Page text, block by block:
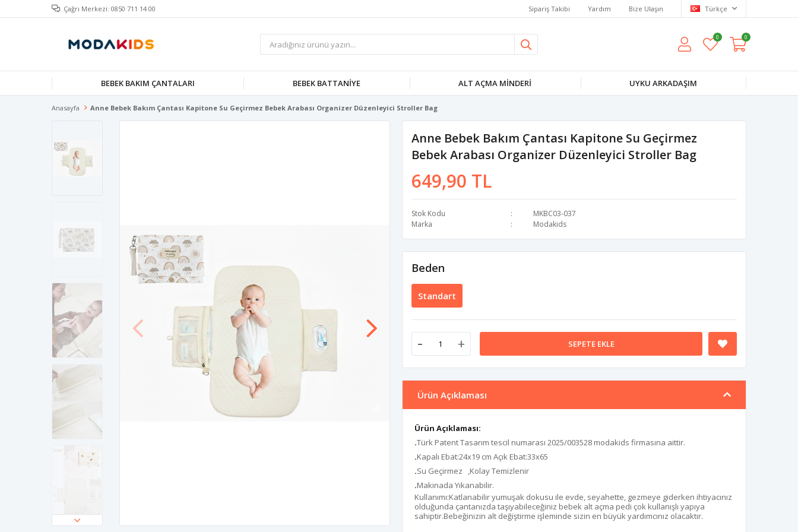
Çağrı Merkezi: 0850 711 14 00 Sipariş Takibi Yardım Bize Ulaşın Türkçe
0 0
BEBEK BAKIM ÇANTALARI BEBEK BATTANIYE ALT AÇMA MINDERI UYKU ARKADAŞIM
Anasayfa Anne Bebek Bakım Çantası Kapitone Su Geçirmez Bebek Arabası Organizer Düzenleyici Stroller Bag
Anne Bebek Bakım Çantası Kapitone Su Geçirmez
Bebek Arabası Organizer Düzenleyici Stroller Bag
649,90 TL
Stok Kodu
MKBC03-037
Marka
Modakids
Beden
Standart
- + SEPETE EKLE
Ürün Açıklaması
Ürün Açıklaması:
.Türk Patent Tasarım tescil numarası 2025/003528 modakids firmasına aittir.
.Kapalı Ebat:24x19 cm Açık Ebat:33x65
.Su Geçirmez ,Kolay Temizlenir
.Makinada Yıkanabilir.
Kullanımı:Katlanabilir yumuşak dokusu ile evde, seyahette, gezmeye giderken ihtiyacınız
olduğunda çantanızda taşıyabileceğiniz bebek alt açma pedi çok kullanışlı yapıya
sahiptir.Bebeğinizin alt değiştirme işleminde sizin en büyük yardımcınız olacaktır.